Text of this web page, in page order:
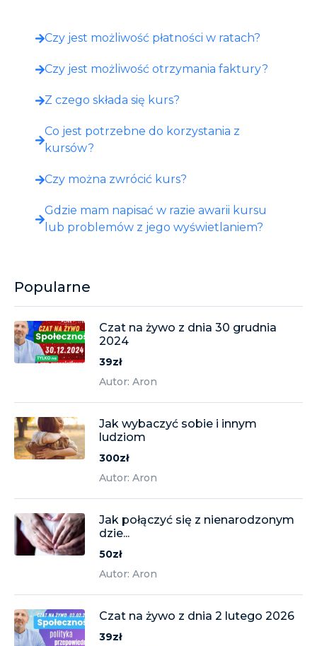
Czy jest możliwość płatności w ratach?
Czy jest możliwość otrzymania faktury?
Z czego składa się kurs?
Co jest potrzebne do korzystania z
kursów?
Czy można zwrócić kurs?
Gdzie mam napisać w razie awarii kursu
lub problemów z jego wyświetlaniem?
Popularne
Czat na żywo z dnia 30 grudnia
2024
39zł
Autor: Aron
Jak wybaczyć sobie i innym
ludziom
300zł
Autor: Aron
Jak połączyć się z nienarodzonym
dzie...
50zł
Autor: Aron
Czat na żywo z dnia 2 lutego 2026
39zł